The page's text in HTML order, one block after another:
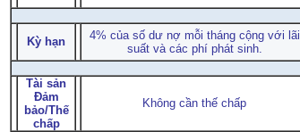
Kỳ hạn
4% của số dư nợ mỗi tháng cộng với lãi
suất và các phí phát sinh.
Tài sản
Đảm
bảo/Thế
chấp
Không cần thế chấp